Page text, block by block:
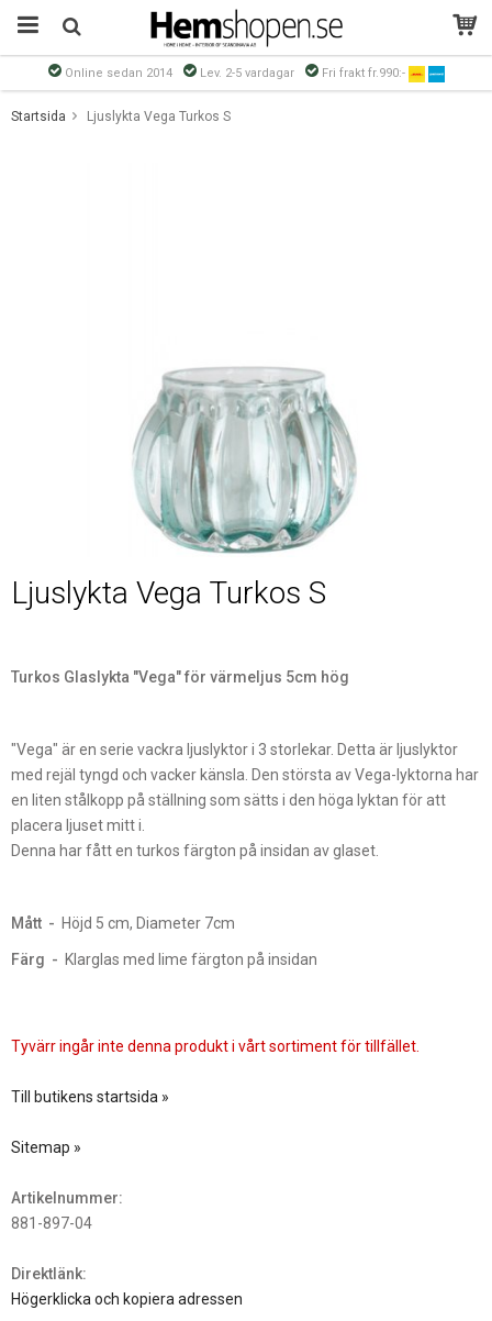
Online sedan 2014 Lev. 2-5 vardagar Fri frakt fr.990:-
Startsida Ljuslykta Vega Turkos S
Ljuslykta Vega Turkos S
Turkos Glaslykta "Vega" för värmeljus 5cm hög
"Vega" är en serie vackra ljuslyktor i 3 storlekar. Detta är ljuslyktor
med rejäl tyngd och vacker känsla. Den största av Vega-lyktorna har
en liten stålkopp på ställning som sätts i den höga lyktan för att
placera ljuset mitt i.
Denna har fått en turkos färgton på insidan av glaset.
Mått - Höjd 5 cm, Diameter 7cm
Färg - Klarglas med lime färgton på insidan
Tyvärr ingår inte denna produkt i vårt sortiment för tillfället.
Till butikens startsida »
Sitemap »
Artikelnummer:
881-897-04
Direktlänk:
Högerklicka och kopiera adressen